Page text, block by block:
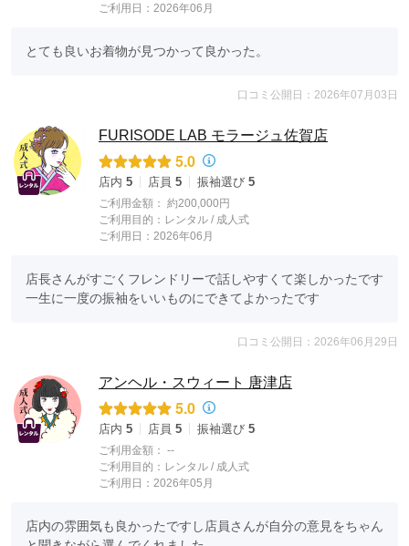
ご利用日：2026年06月
とても良いお着物が見つかって良かった。
口コミ公開日：2026年07月03日
FURISODE LAB モラージュ佐賀店
5.0
店内 5 店員 5 振袖選び 5
ご利用金額： 約200,000円
ご利用目的： レンタル / 成人式
ご利用日：2026年06月
店長さんがすごくフレンドリーで話しやすくて楽しかったです
一生に一度の振袖をいいものにできてよかったです
口コミ公開日：2026年06月29日
アンヘル・スウィート 唐津店
5.0
店内 5 店員 5 振袖選び 5
ご利用金額： --
ご利用目的： レンタル / 成人式
ご利用日：2026年05月
店内の雰囲気も良かったですし店員さんが自分の意見をちゃん